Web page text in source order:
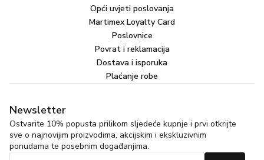
Opći uvjeti poslovanja
Martimex Loyalty Card
Poslovnice
Povrat i reklamacija
Dostava i isporuka
Plaćanje robe
Newsletter
Ostvarite 10% popusta prilikom sljedeće kupnje i prvi otkrijte
sve o najnovijim proizvodima, akcijskim i ekskluzivnim
ponudama te posebnim događanjima.